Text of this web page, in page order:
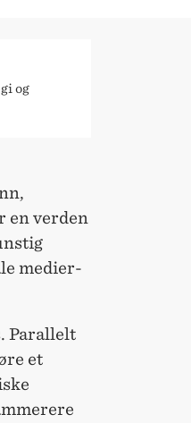
og
en verden
medier-
Parallelt
et